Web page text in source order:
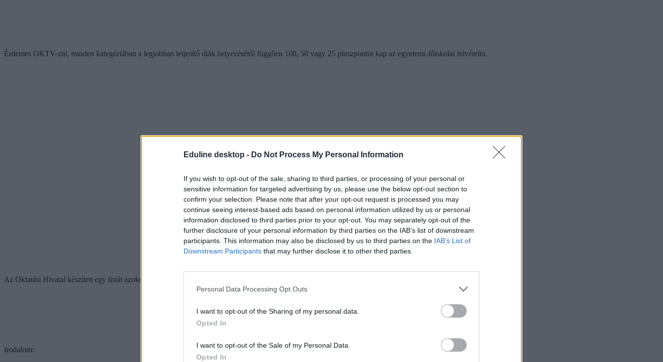
Eduline desktop - Do Not Process My Personal Information
If you wish to opt-out of the sale, sharing to third parties, or processing of your personal or
sensitive information for targeted advertising by us, please use the below opt-out section to
confirm your selection. Please note that after your opt-out request is processed you may
continue seeing interest-based ads based on personal information utilized by us or personal
information disclosed to third parties prior to your opt-out. You may separately opt-out of the
further disclosure of your personal information by third parties on the IAB’s list of downstream
participants. This information may also be disclosed by us to third parties on the IAB’s List of
Downstream Participants that may further disclose it to other third parties.
Personal Data Processing Opt Outs
I want to opt-out of the Sharing of my personal data.
Opted In
I want to opt-out of the Sale of my Personal Data.
Opted In
Érdemes OKTV-zni, minden kategóriában a legjobban teljesítő diák helyezésétől függően 100, 50 vagy 25 pluszpontot kap az egyetemi-főiskolai felvételin.
Az Oktatási Hivatal készített egy listát azokról az iskolákról, ahonnan OKTV-döntősök kerültek ki =zárójelben az OKTV-döntősök számát nézhetitek meg)
Irodalom: